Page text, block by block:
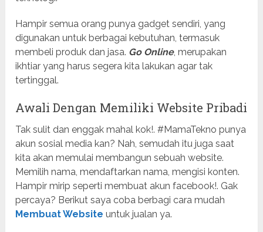
Hampir semua orang punya gadget sendiri, yang
digunakan untuk berbagai kebutuhan, termasuk
membeli produk dan jasa. Go Online, merupakan
ikhtiar yang harus segera kita lakukan agar tak
tertinggal.
Awali Dengan Memiliki Website Pribadi
Tak sulit dan enggak mahal kok!. #MamaTekno punya
akun sosial media kan? Nah, semudah itu juga saat
kita akan memulai membangun sebuah website.
Memilih nama, mendaftarkan nama, mengisi konten.
Hampir mirip seperti membuat akun facebook!. Gak
percaya? Berikut saya coba berbagi cara mudah
Membuat Website untuk jualan ya.